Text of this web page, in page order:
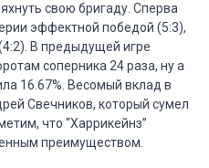
свою бригаду. Сперва
эффектной победой (5:3),
В предыдущей игре
соперника 24 раза, ну а
16.67%. Весомый вклад в
Свечников, который сумел
что “Харрикейнз”
преимуществом.